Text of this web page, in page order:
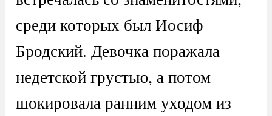
среди которых был Иосиф
Бродский. Девочка поражала
недетской грустью, а потом
шокировала ранним уходом из